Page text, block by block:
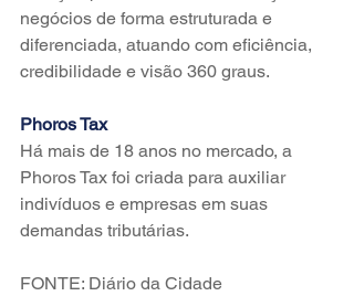
negócios de forma estruturada e
diferenciada, atuando com eficiência,
credibilidade e visão 360 graus.
Phoros Tax
Há mais de 18 anos no mercado, a
Phoros Tax foi criada para auxiliar
indivíduos e empresas em suas
demandas tributárias.
FONTE: Diário da Cidade